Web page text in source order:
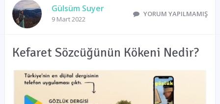
Gülsüm Suyer
9 Mart 2022
YORUM YAPILMAMIŞ
Kefaret Sözcüğünün Kökeni Nedir?